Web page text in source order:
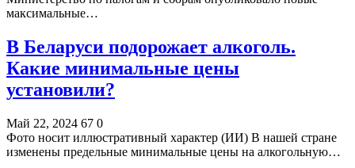
максимальные…
В Беларуси подорожает алкоголь.
Какие минимальные цены
установили?
Май 22, 2024 67 0
Фото носит иллюстративный характер (ИИ) В нашей стране
изменены предельные минимальные цены на алкогольную…